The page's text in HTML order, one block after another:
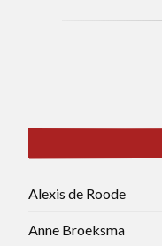
Alexis de Roode
Anne Broeksma